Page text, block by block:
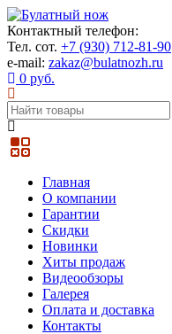
Контактный телефон:
Тел. сот. +7 (930) 712-81-90
e-mail: zakaz@bulatnozh.ru
0 руб.
Главная
О компании
Гарантии
Скидки
Новинки
Хиты продаж
Видеообзоры
Галерея
Оплата и доставка
Контакты